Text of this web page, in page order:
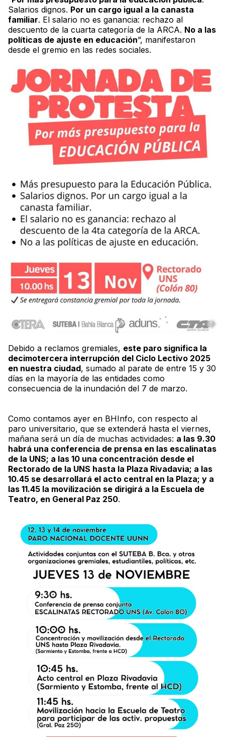
Salarios dignos. Por un cargo igual a la canasta
familiar. El salario no es ganancia: rechazo al
descuento de la cuarta categoría de la ARCA. No a las
políticas de ajuste en educación”, manifestaron
desde el gremio en las redes sociales.
Debido a reclamos gremiales, este paro significa la
decimotercera interrupción del Ciclo Lectivo 2025
en nuestra ciudad, sumado al parate de entre 15 y 30
días en la mayoría de las entidades como
consecuencia de la inundación del 7 de marzo.
Como contamos ayer en BHInfo, con respecto al
paro universitario, que se extenderá hasta el viernes,
mañana será un día de muchas actividades: a las 9.30
habrá una conferencia de prensa en las escalinatas
de la UNS; a las 10 una concentración desde el
Rectorado de la UNS hasta la Plaza Rivadavia; a las
10.45 se desarrollará el acto central en la Plaza; y a
las 11.45 la movilización se dirigirá a la Escuela de
Teatro, en General Paz 250.